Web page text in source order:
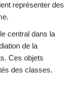
représenter des
central dans la
de la
Ces objets
des classes.